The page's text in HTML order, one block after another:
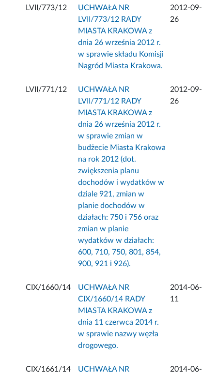
LVII/773/12
UCHWAŁA NR
LVII/773/12 RADY
MIASTA KRAKOWA z
dnia 26 września 2012 r.
w sprawie składu Komisji
Nagród Miasta Krakowa.
2012-09-
26
LVII/771/12
UCHWAŁA NR
LVII/771/12 RADY
MIASTA KRAKOWA z
dnia 26 września 2012 r.
w sprawie zmian w
budżecie Miasta Krakowa
na rok 2012 (dot.
zwiększenia planu
dochodów i wydatków w
dziale 921, zmian w
planie dochodów w
działach: 750 i 756 oraz
zmian w planie
wydatków w działach:
600, 710, 750, 801, 854,
900, 921 i 926).
2012-09-
26
CIX/1660/14
UCHWAŁA NR
CIX/1660/14 RADY
MIASTA KRAKOWA z
dnia 11 czerwca 2014 r.
w sprawie nazwy węzła
drogowego.
2014-06-
11
CIX/1661/14
UCHWAŁA NR
2014-06-